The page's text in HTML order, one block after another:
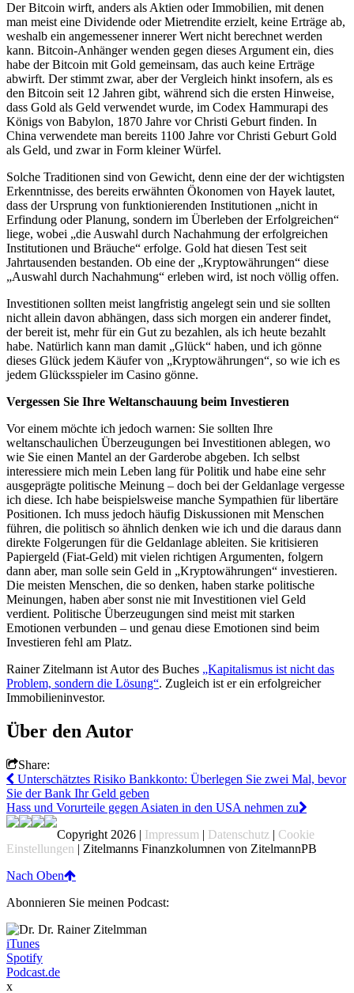
Der Bitcoin wirft, anders als Aktien oder Immobilien, mit denen
man meist eine Dividende oder Mietrendite erzielt, keine Erträge ab,
weshalb ein angemessener innerer Wert nicht berechnet werden
kann. Bitcoin-Anhänger wenden gegen dieses Argument ein, dies
habe der Bitcoin mit Gold gemeinsam, das auch keine Erträge
abwirft. Der stimmt zwar, aber der Vergleich hinkt insofern, als es
den Bitcoin seit 12 Jahren gibt, während sich die ersten Hinweise,
dass Gold als Geld verwendet wurde, im Codex Hammurapi des
Königs von Babylon, 1870 Jahre vor Christi Geburt finden. In
China verwendete man bereits 1100 Jahre vor Christi Geburt Gold
als Geld, und zwar in Form kleiner Würfel.
Solche Traditionen sind von Gewicht, denn eine der der wichtigsten
Erkenntnisse, des bereits erwähnten Ökonomen von Hayek lautet,
dass der Ursprung von funktionierenden Institutionen „nicht in
Erfindung oder Planung, sondern im Überleben der Erfolgreichen“
liege, wobei „die Auswahl durch Nachahmung der erfolgreichen
Institutionen und Bräuche“ erfolge. Gold hat diesen Test seit
Jahrtausenden bestanden. Ob eine der „Kryptowährungen“ diese
„Auswahl durch Nachahmung“ erleben wird, ist noch völlig offen.
Investitionen sollten meist langfristig angelegt sein und sie sollten
nicht allein davon abhängen, dass sich morgen ein anderer findet,
der bereit ist, mehr für ein Gut zu bezahlen, als ich heute bezahlt
habe. Natürlich kann man damit „Glück“ haben, und ich gönne
dieses Glück jedem Käufer von „Kryptowährungen“, so wie ich es
jedem Glücksspieler im Casino gönne.
Vergessen Sie Ihre Weltanschauung beim Investieren
Vor einem möchte ich jedoch warnen: Sie sollten Ihre
weltanschaulichen Überzeugungen bei Investitionen ablegen, wo
wie Sie einen Mantel an der Garderobe abgeben. Ich selbst
interessiere mich mein Leben lang für Politik und habe eine sehr
ausgeprägte politische Meinung – doch bei der Geldanlage vergesse
ich diese. Ich habe beispielsweise manche Sympathien für libertäre
Positionen. Ich muss jedoch häufig Diskussionen mit Menschen
führen, die politisch so ähnlich denken wie ich und die daraus dann
direkte Folgerungen für die Geldanlage ableiten. Sie kritisieren
Papiergeld (Fiat-Geld) mit vielen richtigen Argumenten, folgern
dann aber, man solle sein Geld in „Kryptowährungen“ investieren.
Die meisten Menschen, die so denken, haben starke politische
Meinungen, haben aber sonst nie mit Investitionen viel Geld
verdient. Politische Überzeugungen sind meist mit starken
Emotionen verbunden – und genau diese Emotionen sind beim
Investieren fehl am Platz.
Rainer Zitelmann ist Autor des Buches „Kapitalismus ist nicht das
Problem, sondern die Lösung“. Zugleich ist er ein erfolgreicher
Immobilieninvestor.
Über den Autor
Share:
Unterschätztes Risiko Bankkonto: Überlegen Sie zwei Mal, bevor
Sie der Bank Ihr Geld geben
Hass und Vorurteile gegen Asiaten in den USA nehmen zu
Copyright 2026 | Impressum | Datenschutz | Cookie
Einstellungen | Zitelmanns Finanzkolumnen von ZitelmannPB
Nach Oben
Abonnieren Sie meinen Podcast:
iTunes
Spotify
Podcast.de
x